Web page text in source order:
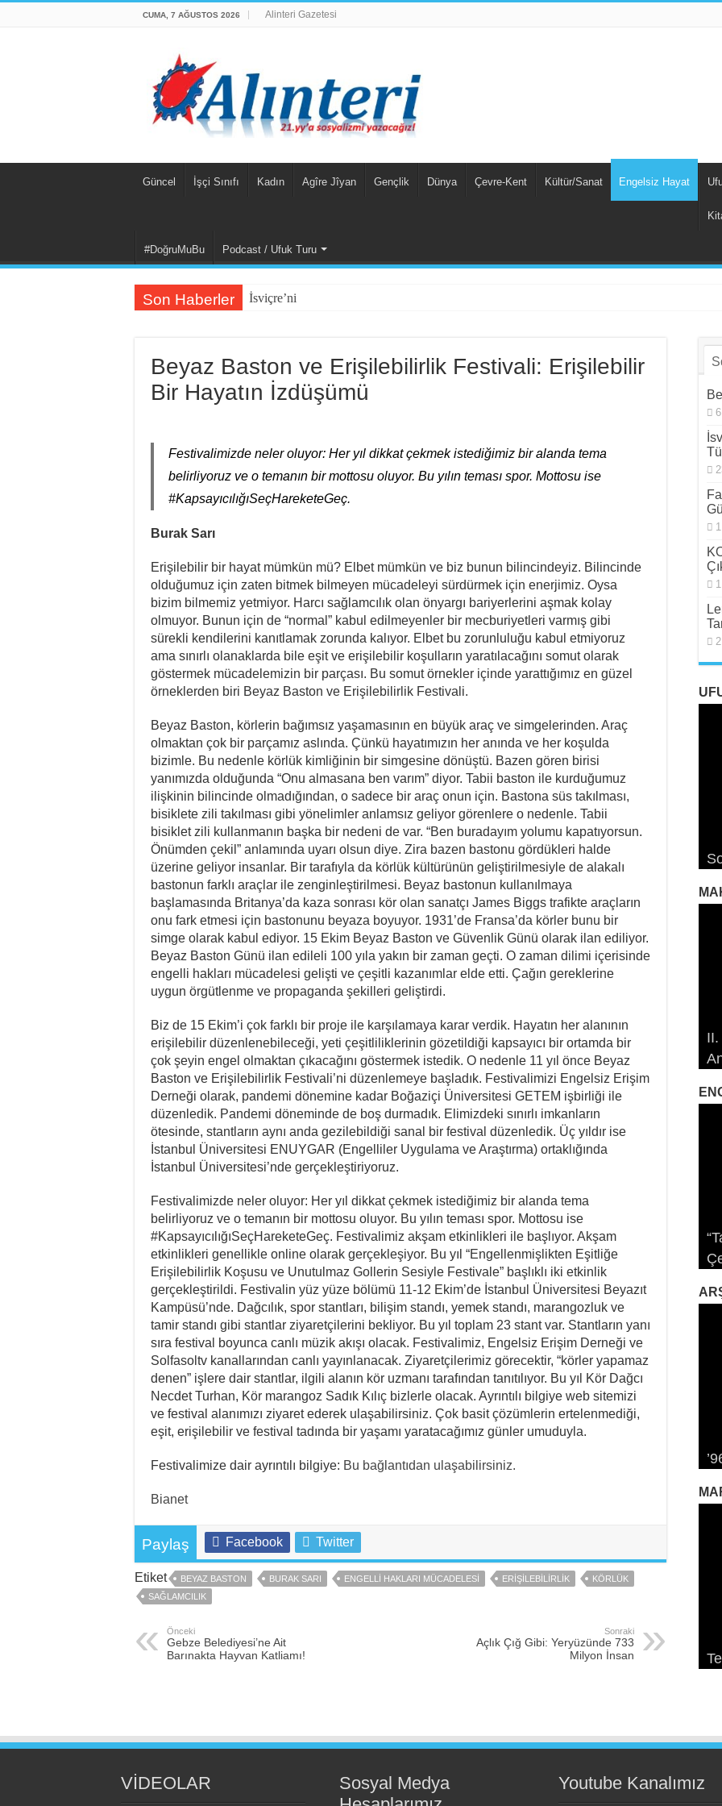
CUMA, 7 AĞUSTOS 2026 Alinteri Gazetesi
Güncel İşçi Sınıfı Kadın Agîre Jîyan Gençlik Dünya Çevre-Kent Kültür/Sanat Engelsiz Hayat
#DoğruMuBu Podcast / Ufuk Turu
Son Haberler İsviçre’nin İade Ettiği
Beyaz Baston ve Erişilebilirlik Festivali: Erişilebilir
Bir Hayatın İzdüşümü
Festivalimizde neler oluyor: Her yıl dikkat çekmek istediğimiz bir alanda tema
belirliyoruz ve o temanın bir mottosu oluyor. Bu yılın teması spor. Mottosu ise
#KapsayıcılığıSeçHareketeGeç.
Burak Sarı
Erişilebilir bir hayat mümkün mü? Elbet mümkün ve biz bunun bilincindeyiz. Bilincinde
olduğumuz için zaten bitmek bilmeyen mücadeleyi sürdürmek için enerjimiz. Oysa
bizim bilmemiz yetmiyor. Harcı sağlamcılık olan önyargı bariyerlerini aşmak kolay
olmuyor. Bunun için de “normal” kabul edilmeyenler bir mecburiyetleri varmış gibi
sürekli kendilerini kanıtlamak zorunda kalıyor. Elbet bu zorunluluğu kabul etmiyoruz
ama sınırlı olanaklarda bile eşit ve erişilebilir koşulların yaratılacağını somut olarak
göstermek mücadelemizin bir parçası. Bu somut örnekler içinde yarattığımız en güzel
örneklerden biri Beyaz Baston ve Erişilebilirlik Festivali.
Beyaz Baston, körlerin bağımsız yaşamasının en büyük araç ve simgelerinden. Araç
olmaktan çok bir parçamız aslında. Çünkü hayatımızın her anında ve her koşulda
bizimle. Bu nedenle körlük kimliğinin bir simgesine dönüştü. Bazen gören birisi
yanımızda olduğunda “Onu almasana ben varım” diyor. Tabii baston ile kurduğumuz
ilişkinin bilincinde olmadığından, o sadece bir araç onun için. Bastona süs takılması,
bisiklete zili takılması gibi yönelimler anlamsız geliyor görenlere o nedenle. Tabii
bisiklet zili kullanmanın başka bir nedeni de var. “Ben buradayım yolumu kapatıyorsun.
Önümden çekil” anlamında uyarı olsun diye. Zira bazen bastonu gördükleri halde
üzerine geliyor insanlar. Bir tarafıyla da körlük kültürünün geliştirilmesiyle de alakalı
bastonun farklı araçlar ile zenginleştirilmesi. Beyaz bastonun kullanılmaya
başlamasında Britanya’da kaza sonrası kör olan sanatçı James Biggs trafikte araçların
onu fark etmesi için bastonunu beyaza boyuyor. 1931’de Fransa’da körler bunu bir
simge olarak kabul ediyor. 15 Ekim Beyaz Baston ve Güvenlik Günü olarak ilan ediliyor.
Beyaz Baston Günü ilan edileli 100 yıla yakın bir zaman geçti. O zaman dilimi içerisinde
engelli hakları mücadelesi gelişti ve çeşitli kazanımlar elde etti. Çağın gereklerine
uygun örgütlenme ve propaganda şekilleri geliştirdi.
Biz de 15 Ekim’i çok farklı bir proje ile karşılamaya karar verdik. Hayatın her alanının
erişilebilir düzenlenebileceği, yeti çeşitliliklerinin gözetildiği kapsayıcı bir ortamda bir
çok şeyin engel olmaktan çıkacağını göstermek istedik. O nedenle 11 yıl önce Beyaz
Baston ve Erişilebilirlik Festivali’ni düzenlemeye başladık. Festivalimizi Engelsiz Erişim
Derneği olarak, pandemi dönemine kadar Boğaziçi Üniversitesi GETEM işbirliği ile
düzenledik. Pandemi döneminde de boş durmadık. Elimizdeki sınırlı imkanların
ötesinde, stantların aynı anda gezilebildiği sanal bir festival düzenledik. Üç yıldır ise
İstanbul Üniversitesi ENUYGAR (Engelliler Uygulama ve Araştırma) ortaklığında
İstanbul Üniversitesi’nde gerçekleştiriyoruz.
Festivalimizde neler oluyor: Her yıl dikkat çekmek istediğimiz bir alanda tema
belirliyoruz ve o temanın bir mottosu oluyor. Bu yılın teması spor. Mottosu ise
#KapsayıcılığıSeçHareketeGeç. Festivalimiz akşam etkinlikleri ile başlıyor. Akşam
etkinlikleri genellikle online olarak gerçekleşiyor. Bu yıl “Engellenmişlikten Eşitliğe
Erişilebilirlik Koşusu ve Unutulmaz Gollerin Sesiyle Festivale” başlıklı iki etkinlik
gerçekleştirildi. Festivalin yüz yüze bölümü 11-12 Ekim’de İstanbul Üniversitesi Beyazıt
Kampüsü’nde. Dağcılık, spor stantları, bilişim standı, yemek standı, marangozluk ve
tamir standı gibi stantlar ziyaretçilerini bekliyor. Bu yıl toplam 23 stant var. Stantların yanı
sıra festival boyunca canlı müzik akışı olacak. Festivalimiz, Engelsiz Erişim Derneği ve
Solfasoltv kanallarından canlı yayınlanacak. Ziyaretçilerimiz görecektir, “körler yapamaz
denen” işlere dair stantlar, ilgili alanın kör uzmanı tarafından tanıtılıyor. Bu yıl Kör Dağcı
Necdet Turhan, Kör marangoz Sadık Kılıç bizlerle olacak. Ayrıntılı bilgiye web sitemizi
ve festival alanımızı ziyaret ederek ulaşabilirsiniz. Çok basit çözümlerin ertelenmediği,
eşit, erişilebilir ve festival tadında bir yaşamı yaratacağımız günler umuduyla.
Festivalimize dair ayrıntılı bilgiye: Bu bağlantıdan ulaşabilirsiniz.
Bianet
Paylaş Facebook Twitter
Etiket BEYAZ BASTON BURAK SARI ENGELLI HAKLARI MÜCADELESI ERIŞILEBILIRLIK
KÖRLÜK
SAĞLAMCILIK
Önceki
Gebze Belediyesi’ne Ait
Barınakta Hayvan Katliamı!
Sonraki
Açlık Çığ Gibi: Yeryüzünde 733
Milyon İnsan
II.
VİDEOLAR
Sosyal Medya
Youtube Kanalımız